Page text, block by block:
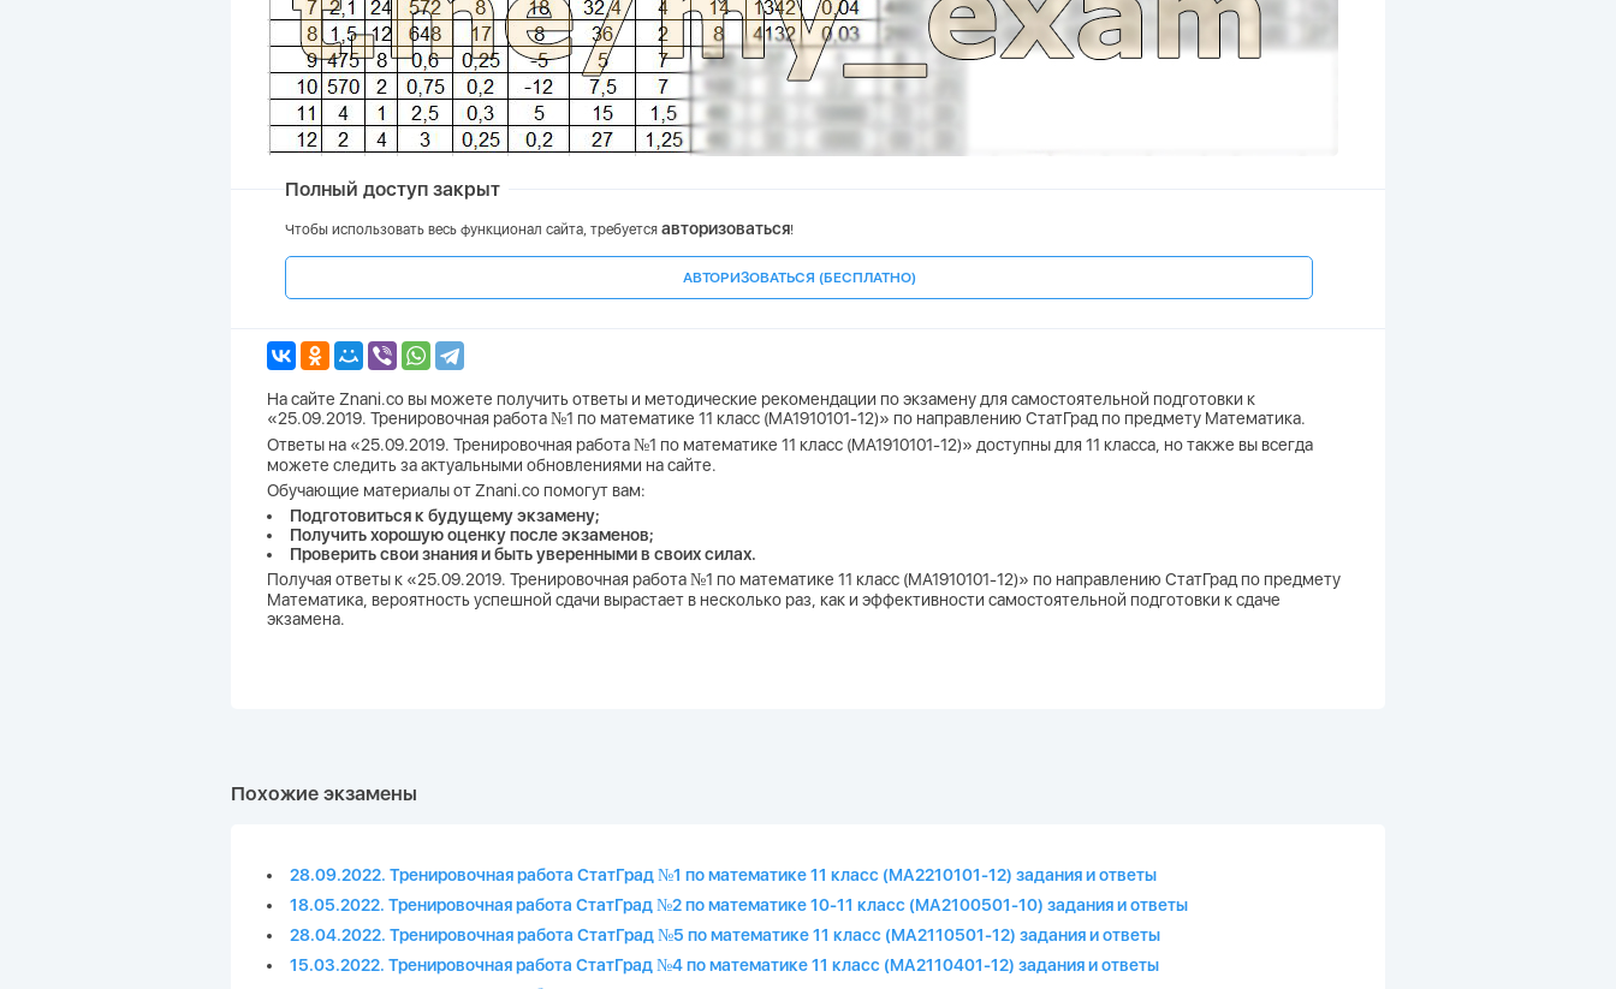
Полный доступ закрыт
Чтобы использовать весь функционал сайта, требуется авторизоваться!
АВТОРИЗОВАТЬСЯ (БЕСПЛАТНО)
На сайте Znani.co вы можете получить ответы и методические рекомендации по экзамену для самостоятельной подготовки к
«25.09.2019. Тренировочная работа №1 по математике 11 класс (МА1910101-12)» по направлению СтатГрад по предмету Математика.
Ответы на «25.09.2019. Тренировочная работа №1 по математике 11 класс (МА1910101-12)» доступны для 11 класса, но также вы всегда
можете следить за актуальными обновлениями на сайте.
Обучающие материалы от Znani.co помогут вам:
Подготовиться к будущему экзамену;
Получить хорошую оценку после экзаменов;
Проверить свои знания и быть уверенными в своих силах.
Получая ответы к «25.09.2019. Тренировочная работа №1 по математике 11 класс (МА1910101-12)» по направлению СтатГрад по предмету
Математика, вероятность успешной сдачи вырастает в несколько раз, как и эффективности самостоятельной подготовки к сдаче
экзамена.
Похожие экзамены
28.09.2022. Тренировочная работа СтатГрад №1 по математике 11 класс (МА2210101-12) задания и ответы
18.05.2022. Тренировочная работа СтатГрад №2 по математике 10-11 класс (МА2100501-10) задания и ответы
28.04.2022. Тренировочная работа СтатГрад №5 по математике 11 класс (МА2110501-12) задания и ответы
15.03.2022. Тренировочная работа СтатГрад №4 по математике 11 класс (МА2110401-12) задания и ответы